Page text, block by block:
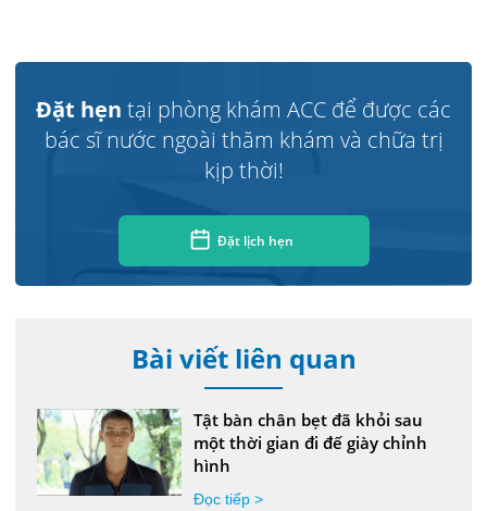
Đặt hẹn tại phòng khám ACC để được các
bác sĩ nước ngoài thăm khám và chữa trị
kịp thời!
Đặt lịch hẹn
Bài viết liên quan
Tật bàn chân bẹt đã khỏi sau
một thời gian đi đế giày chỉnh
hình
Đọc tiếp >